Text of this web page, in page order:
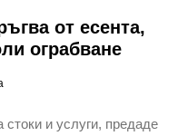
от есента,
ограбване
стоки и услуги, предаде